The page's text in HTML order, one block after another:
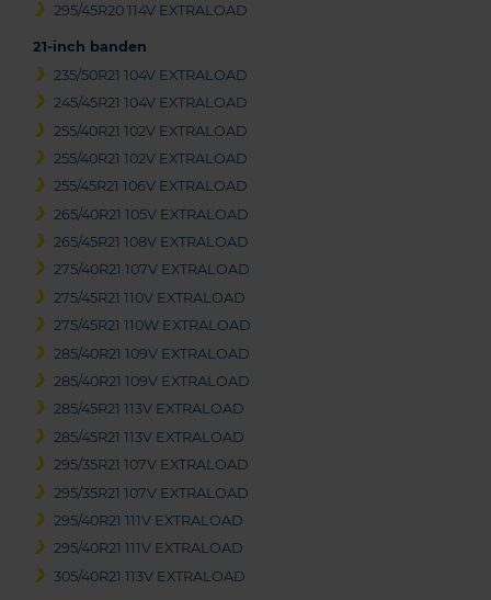
295/45R20 114V EXTRALOAD
21-inch banden
235/50R21 104V EXTRALOAD
245/45R21 104V EXTRALOAD
255/40R21 102V EXTRALOAD
255/40R21 102V EXTRALOAD
255/45R21 106V EXTRALOAD
265/40R21 105V EXTRALOAD
265/45R21 108V EXTRALOAD
275/40R21 107V EXTRALOAD
275/45R21 110V EXTRALOAD
275/45R21 110W EXTRALOAD
285/40R21 109V EXTRALOAD
285/40R21 109V EXTRALOAD
285/45R21 113V EXTRALOAD
285/45R21 113V EXTRALOAD
295/35R21 107V EXTRALOAD
295/35R21 107V EXTRALOAD
295/40R21 111V EXTRALOAD
295/40R21 111V EXTRALOAD
305/40R21 113V EXTRALOAD